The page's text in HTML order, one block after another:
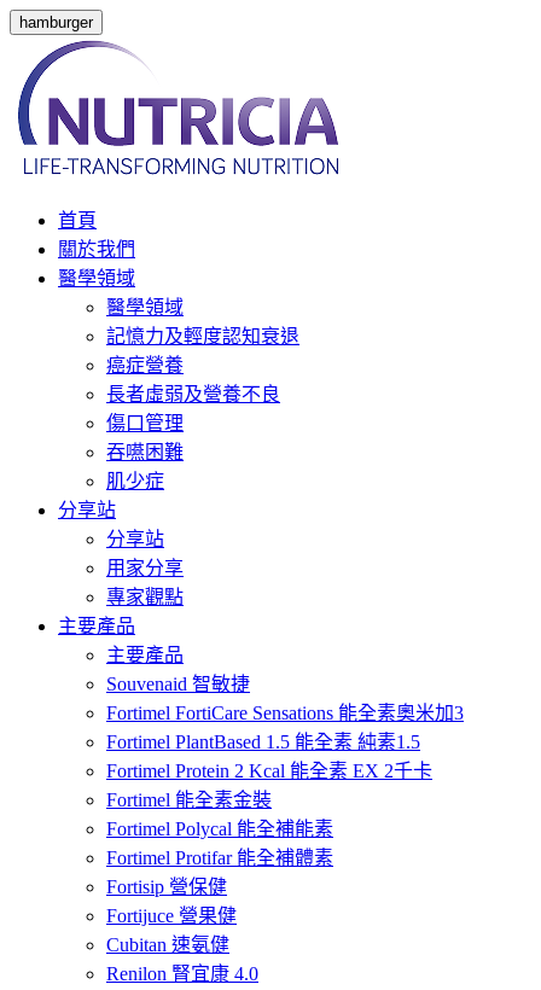
hamburger
首頁
關於我們
醫學領域
醫學領域
記憶力及輕度認知衰退
癌症營養
長者虛弱及營養不良
傷口管理
吞嚥困難
肌少症
分享站
分享站
用家分享
專家觀點
主要產品
主要產品
Souvenaid 智敏捷
Fortimel FortiCare Sensations 能全素奧米加3
Fortimel PlantBased 1.5 能全素 純素1.5
Fortimel Protein 2 Kcal 能全素 EX 2千卡
Fortimel 能全素金裝
Fortimel Polycal 能全補能素
Fortimel Protifar 能全補體素
Fortisip 營保健
Fortijuce 營果健
Cubitan 速氨健
Renilon 腎宜康 4.0